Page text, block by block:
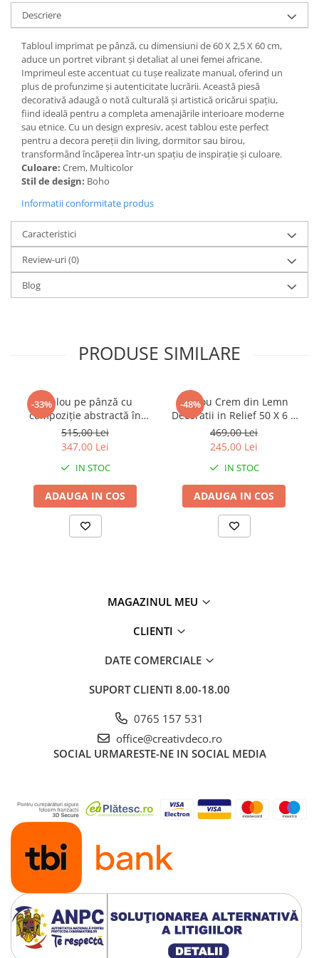
Paravane de camera
Descriere
Tabloul imprimat pe pânză, cu dimensiuni de 60 X 2,5 X 60 cm,
aduce un portret vibrant și detaliat al unei femei africane.
Imprimeul este accentuat cu tușe realizate manual, oferind un
plus de profunzime și autenticitate lucrării. Această piesă
decorativă adaugă o notă culturală și artistică oricărui spațiu,
fiind ideală pentru a completa amenajările interioare moderne
sau etnice. Cu un design expresiv, acest tablou este perfect
pentru a decora pereții din living, dormitor sau birou,
transformând încăperea într-un spațiu de inspirație și culoare.
Culoare: Crem, Multicolor
Stil de design: Boho
Informatii conformitate produs
Caracteristici
Review-uri(0)
Blog
PRODUSE SIMILARE
-33%
Tablou pe pânză cu
compoziție abstractă în
nuanțe calde potrivit
pentru stil Boho chic Ethnic
60 x 2.7 x 80 cm
515,00 Lei
347,00 Lei
IN STOC
ADAUGA IN COS
-48%
Tablou Crem din Lemn
Decoratii in Relief 50 X 6 X
70 cm
469,00 Lei
245,00 Lei
IN STOC
ADAUGA IN COS
MAGAZINUL MEU
CLIENTI
DATE COMERCIALE
SUPORT CLIENTI 8.00-18.00
0765 157 531
office@creativdeco.ro
SOCIAL URMARESTE-NE IN SOCIAL MEDIA